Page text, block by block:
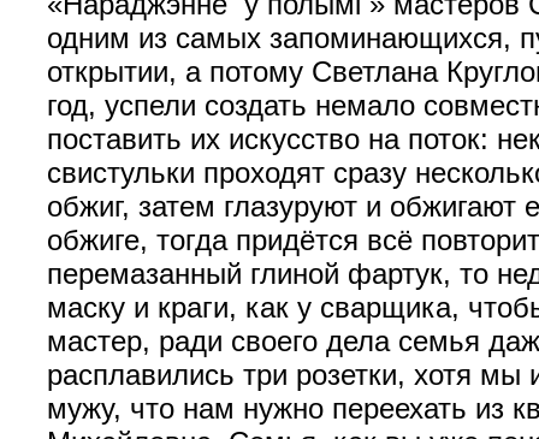
одним из самых запоминающихся,
открытии, а потому Светлана
год, успели создать немало
поставить их искусство на поток:
свистульки проходят сразу
обжиг, затем глазуруют и
обжиге, тогда придётся всё
перемазанный глиной фартук, то
маску и краги, как у сварщика,
мастер, ради своего дела семья
расплавились три розетки, хотя мы
мужу, что нам нужно переехать из